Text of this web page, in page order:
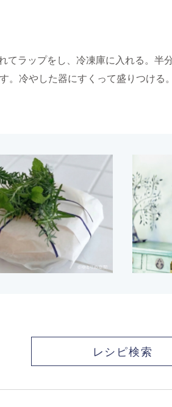
てラップをし、冷凍庫に入れる。半
。冷やした器にすくって盛りつける。
レシピ検索